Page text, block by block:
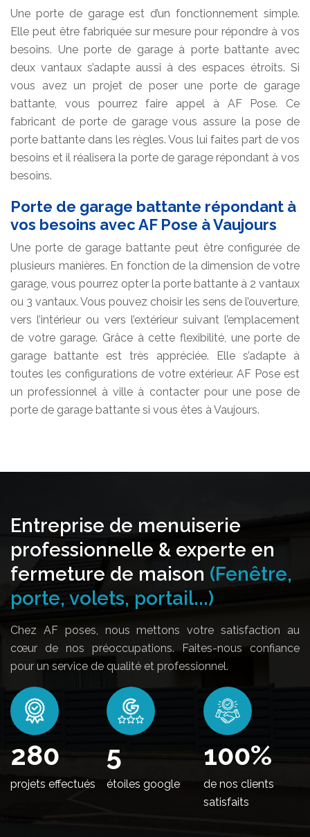
Une porte de garage est d’un fonctionnement simple.
Elle peut être fabriquée sur mesure pour répondre à vos
besoins. Une porte de garage à porte battante avec
deux vantaux s’adapte aussi à des espaces étroits. Si
vous avez un projet de poser une porte de garage
battante, vous pourrez faire appel à AF Pose. Ce
fabricant de porte de garage vous assure la pose de
porte battante dans les règles. Vous lui faites part de vos
besoins et il réalisera la porte de garage répondant à vos
besoins.
Porte de garage battante répondant à
vos besoins avec AF Pose à Vaujours
Une porte de garage battante peut être configurée de
plusieurs manières. En fonction de la dimension de votre
garage, vous pourrez opter la porte battante à 2 vantaux
ou 3 vantaux. Vous pouvez choisir les sens de l’ouverture,
vers l’intérieur ou vers l’extérieur suivant l’emplacement
de votre garage. Grâce à cette flexibilité, une porte de
garage battante est très appréciée. Elle s’adapte à
toutes les configurations de votre extérieur. AF Pose est
un professionnel à ville à contacter pour une pose de
porte de garage battante si vous êtes à Vaujours.
Entreprise de menuiserie
professionnelle & experte en
fermeture de maison (Fenêtre,
porte, volets, portail...)
Chez AF poses, nous mettons votre satisfaction au
cœur de nos préoccupations. Faites-nous confiance
pour un service de qualité et professionnel.
330
projets effectués
5
étoiles google
100%
de nos clients
satisfaits